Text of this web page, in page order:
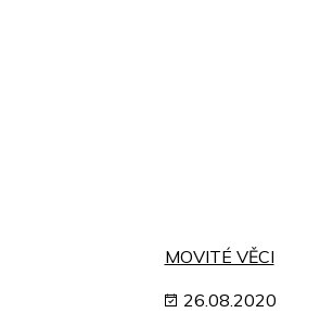
MOVITÉ VĚCI
26.08.2020